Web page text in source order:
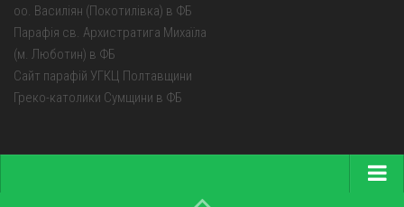
оо. Василіян (Покотилівка) в ФБ
Парафія св. Архистратига Михаїла
(м. Люботин) в ФБ
Сайт парафій УГКЦ Полтавщини
Греко-католики Сумщини в ФБ